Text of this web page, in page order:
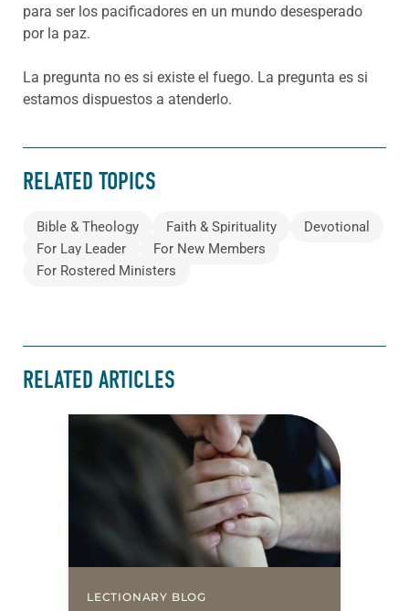
para ser los pacificadores en un mundo desesperado
por la paz.
La pregunta no es si existe el fuego. La pregunta es si
estamos dispuestos a atenderlo.
RELATED TOPICS
Bible & Theology Faith & Spirituality
Devotional
For Lay Leader
For New Members
For Rostered Ministers
RELATED ARTICLES
LECTIONARY BLOG